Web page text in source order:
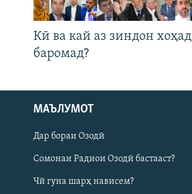
Русский
ПАЙГИРӢ КУНЕД
Кӣ ва кай аз зиндон хоҳад
баромад?
МАЪЛУМОТ
Дар бораи Озодӣ
Сомонаи Радиои Озодӣ бастааст?
Чӣ гуна шарҳ нависем?